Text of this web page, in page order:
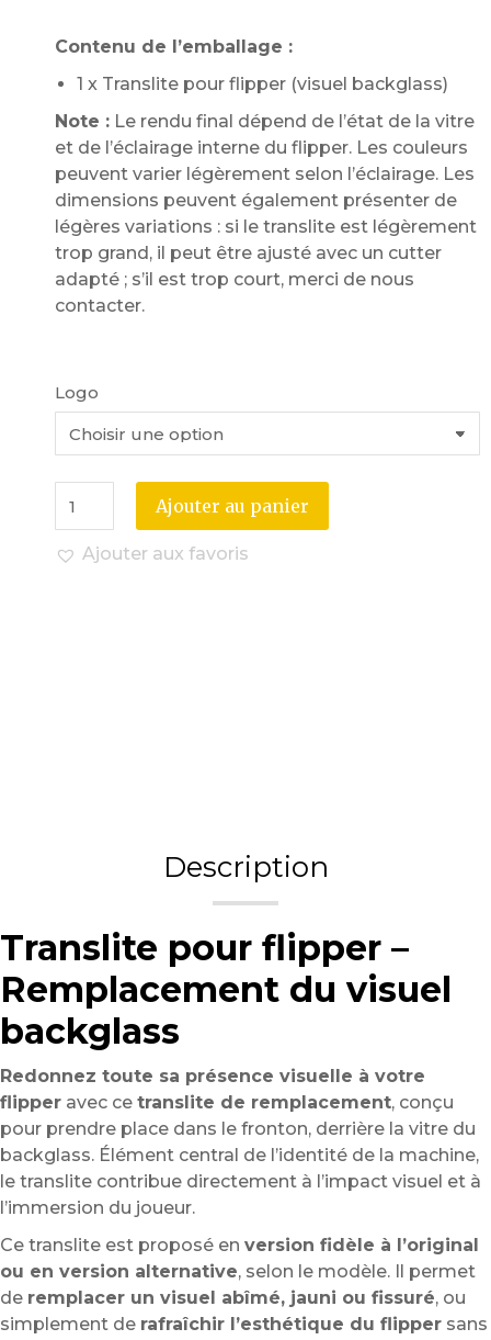
Contenu de l’emballage :
1 x Translite pour flipper (visuel backglass)
Note : Le rendu final dépend de l’état de la vitre
et de l’éclairage interne du flipper. Les couleurs
peuvent varier légèrement selon l’éclairage. Les
dimensions peuvent également présenter de
légères variations : si le translite est légèrement
trop grand, il peut être ajusté avec un cutter
adapté ; s’il est trop court, merci de nous
contacter.
Logo
Ajouter au panier
Ajouter aux favoris
Description
Translite pour flipper –
Remplacement du visuel
backglass
Redonnez toute sa présence visuelle à votre
flipper avec ce translite de remplacement, conçu
pour prendre place dans le fronton, derrière la vitre du
backglass. Élément central de l’identité de la machine,
le translite contribue directement à l’impact visuel et à
l’immersion du joueur.
Ce translite est proposé en version fidèle à l’original
ou en version alternative, selon le modèle. Il permet
de remplacer un visuel abîmé, jauni ou fissuré, ou
simplement de rafraîchir l’esthétique du flipper sans